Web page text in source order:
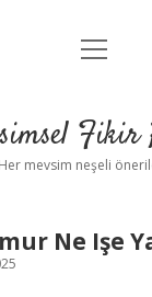
Anasayfa
Yasal Uyarı
menüyü
Fikir
Her mevsim neşeli
Ne Işe